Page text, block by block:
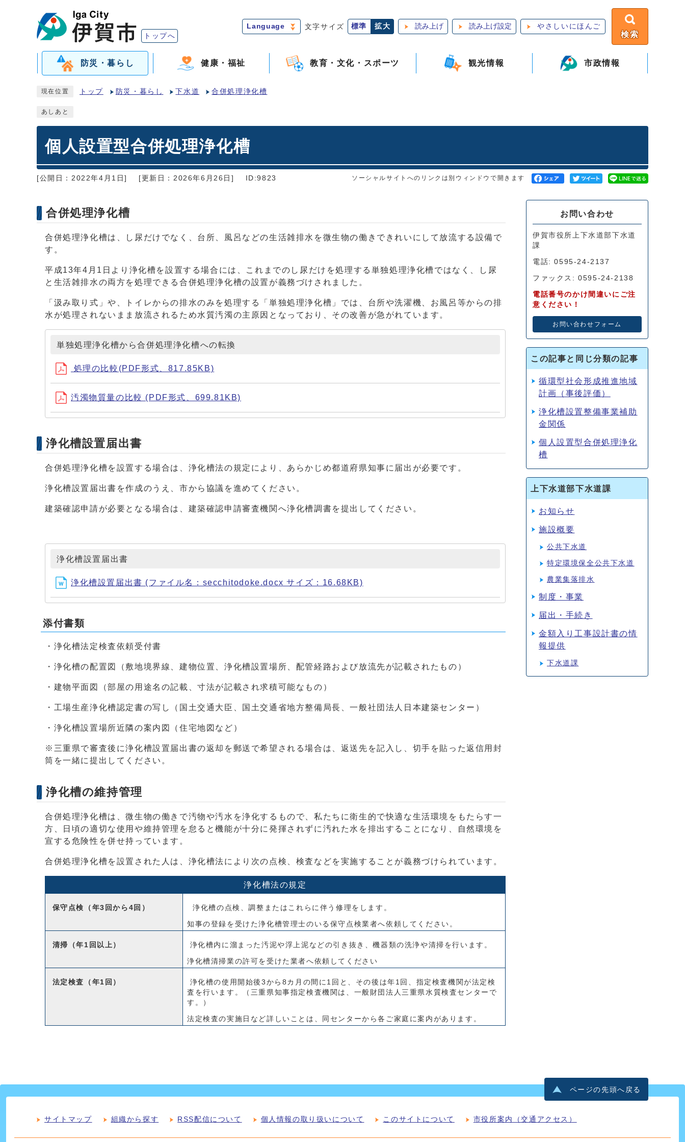
トップへ
Language 文字サイズ 標準 拡大 読み上げ 読み上げ設定 やさしいにほんご
検索
防災・暮らし 健康・福祉 教育・文化・スポーツ 観光情報 市政情報
現在位置 トップ 防災・暮らし 下水道 合併処理浄化槽
あしあと
個人設置型合併処理浄化槽
[公開日：2022年4月1日] [更新日：2026年6月26日] ID:9823 ソーシャルサイトへのリンクは別ウィンドウで開きます
合併処理浄化槽
合併処理浄化槽は、し尿だけでなく、台所、風呂などの生活雑排水を微生物の働きできれいにして放流する設備で
す。
平成13年4月1日より浄化槽を設置する場合には、これまでのし尿だけを処理する単独処理浄化槽ではなく、し尿
と生活雑排水の両方を処理できる合併処理浄化槽の設置が義務づけされました。
「汲み取り式」や、トイレからの排水のみを処理する「単独処理浄化槽」では、台所や洗濯機、お風呂等からの排
水が処理されないまま放流されるため水質汚濁の主原因となっており、その改善が急がれています。
単独処理浄化槽から合併処理浄化槽への転換
処理の比較(PDF形式、817.85KB)
汚濁物質量の比較 (PDF形式、699.81KB)
浄化槽設置届出書
合併処理浄化槽を設置する場合は、浄化槽法の規定により、あらかじめ都道府県知事に届出が必要です。
浄化槽設置届出書を作成のうえ、市から協議を進めてください。
建築確認申請が必要となる場合は、建築確認申請審査機関へ浄化槽調書を提出してください。
浄化槽設置届出書
浄化槽設置届出書 (ファイル名：secchitodoke.docx サイズ：16.68KB)
添付書類
・浄化槽法定検査依頼受付書
・浄化槽の配置図（敷地境界線、建物位置、浄化槽設置場所、配管経路および放流先が記載されたもの）
・建物平面図（部屋の用途名の記載、寸法が記載され求積可能なもの）
・工場生産浄化槽認定書の写し（国土交通大臣、国土交通省地方整備局長、一般社団法人日本建築センター）
・浄化槽設置場所近隣の案内図（住宅地図など）
※三重県で審査後に浄化槽設置届出書の返却を郵送で希望される場合は、返送先を記入し、切手を貼った返信用封
筒を一緒に提出してください。
浄化槽の維持管理
合併処理浄化槽は、微生物の働きで汚物や汚水を浄化するもので、私たちに衛生的で快適な生活環境をもたらす一
方、日頃の適切な使用や維持管理を怠ると機能が十分に発揮されずに汚れた水を排出することになり、自然環境を
宣する危険性を併せ持っています。
合併処理浄化槽を設置された人は、浄化槽法により次の点検、検査などを実施することが義務づけられています。
浄化槽法の規定
保守点検（年3回から4回） 浄化槽の点検、調整またはこれらに伴う修理をします。
知事の登録を受けた浄化槽管理士のいる保守点検業者へ依頼してください。
清掃（年1回以上） 浄化槽内に溜まった汚泥や浮上泥などの引き抜き、機器類の洗浄や清掃を行います。
浄化槽清掃業の許可を受けた業者へ依頼してください
法定検査（年1回）
浄化槽の使用開始後3から8カ月の間に1回と、その後は年1回、指定検査機関が法定検
査を行います。（三重県知事指定検査機関は、一般財団法人三重県水質検査センターで
す。）
法定検査の実施日など詳しいことは、同センターから各ご家庭に案内があります。
お問い合わせ
伊賀市役所上下水道部下水道
課
電話: 0595-24-2137
ファックス: 0595-24-2138
電話番号のかけ間違いにご注
意ください！
お問い合わせフォーム
この記事と同じ分類の記事
循環型社会形成推進地域
計画（事後評価）
浄化槽設置整備事業補助
金関係
個人設置型合併処理浄化
槽
上下水道部下水道課
お知らせ
施設概要
公共下水道
特定環境保全公共下水道
農業集落排水
制度・事業
届出・手続き
金額入り工事設計書の情
報提供
下水道課
ページの先頭へ戻る
サイトマップ 組織から探す RSS配信について 個人情報の取り扱いについて このサイトについて 市役所案内（交通アクセス）